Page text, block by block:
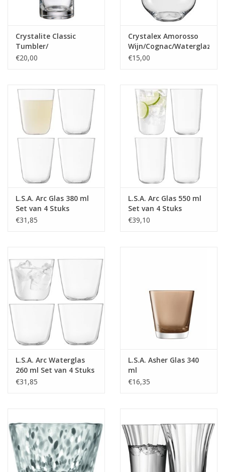
Crystalite Classic
Tumbler/
waterglas/longdrink
€20,00
Crystalex Amorosso
Wijn/Cognac/Waterglazen
580ml
€15,00
L.S.A. Arc Glas 380 ml
Set van 4 Stuks
€31,85
L.S.A. Arc Glas 550 ml
Set van 4 Stuks
€39,10
L.S.A. Arc Waterglas
260 ml Set van 4 Stuks
€31,85
L.S.A. Asher Glas 340
ml
€16,35